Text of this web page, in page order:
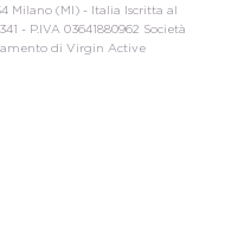
Milano (MI) - Italia Iscritta al
- P.IVA 03641880962 Società
di Virgin Active